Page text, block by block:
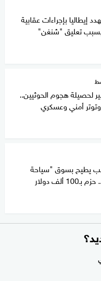
إيطاليا بإجراءات عقابية
تعليق "شنغن"
لحصيلة هجوم الحوثيين..
وتوتر أمني وعسكري
يطيح بسوق "سياحة
ألف دولار